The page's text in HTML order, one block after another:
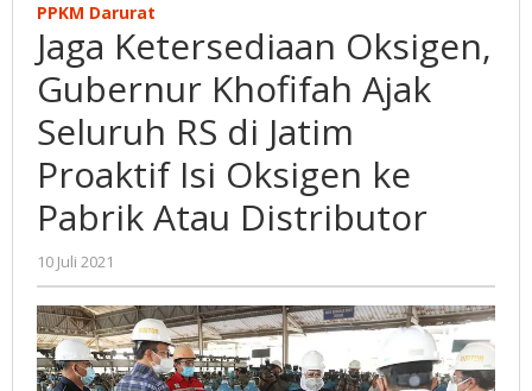
Khofifah
Ajak
Seluruh
RS
di
Jatim
Proaktif
Isi
Atau
Distributor
PPKM Darurat
Jaga Ketersediaan Oksigen,
Gubernur Khofifah Ajak
Seluruh RS di Jatim
Proaktif Isi Oksigen ke
Pabrik Atau Distributor
10 Juli 2021
Gatot
Susanto